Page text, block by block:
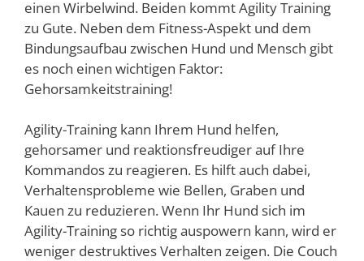
einen Wirbelwind. Beiden kommt Agility Training
zu Gute. Neben dem Fitness-Aspekt und dem
Bindungsaufbau zwischen Hund und Mensch gibt
es noch einen wichtigen Faktor:
Gehorsamkeitstraining!
Agility-Training kann Ihrem Hund helfen,
gehorsamer und reaktionsfreudiger auf Ihre
Kommandos zu reagieren. Es hilft auch dabei,
Verhaltensprobleme wie Bellen, Graben und
Kauen zu reduzieren. Wenn Ihr Hund sich im
Agility-Training so richtig auspowern kann, wird er
weniger destruktives Verhalten zeigen. Die Couch